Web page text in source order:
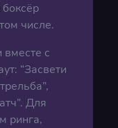
числе.
с
“Засвети
Для
ринга,